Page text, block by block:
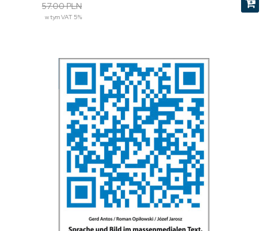
57.00 PLN
w tym VAT 5%